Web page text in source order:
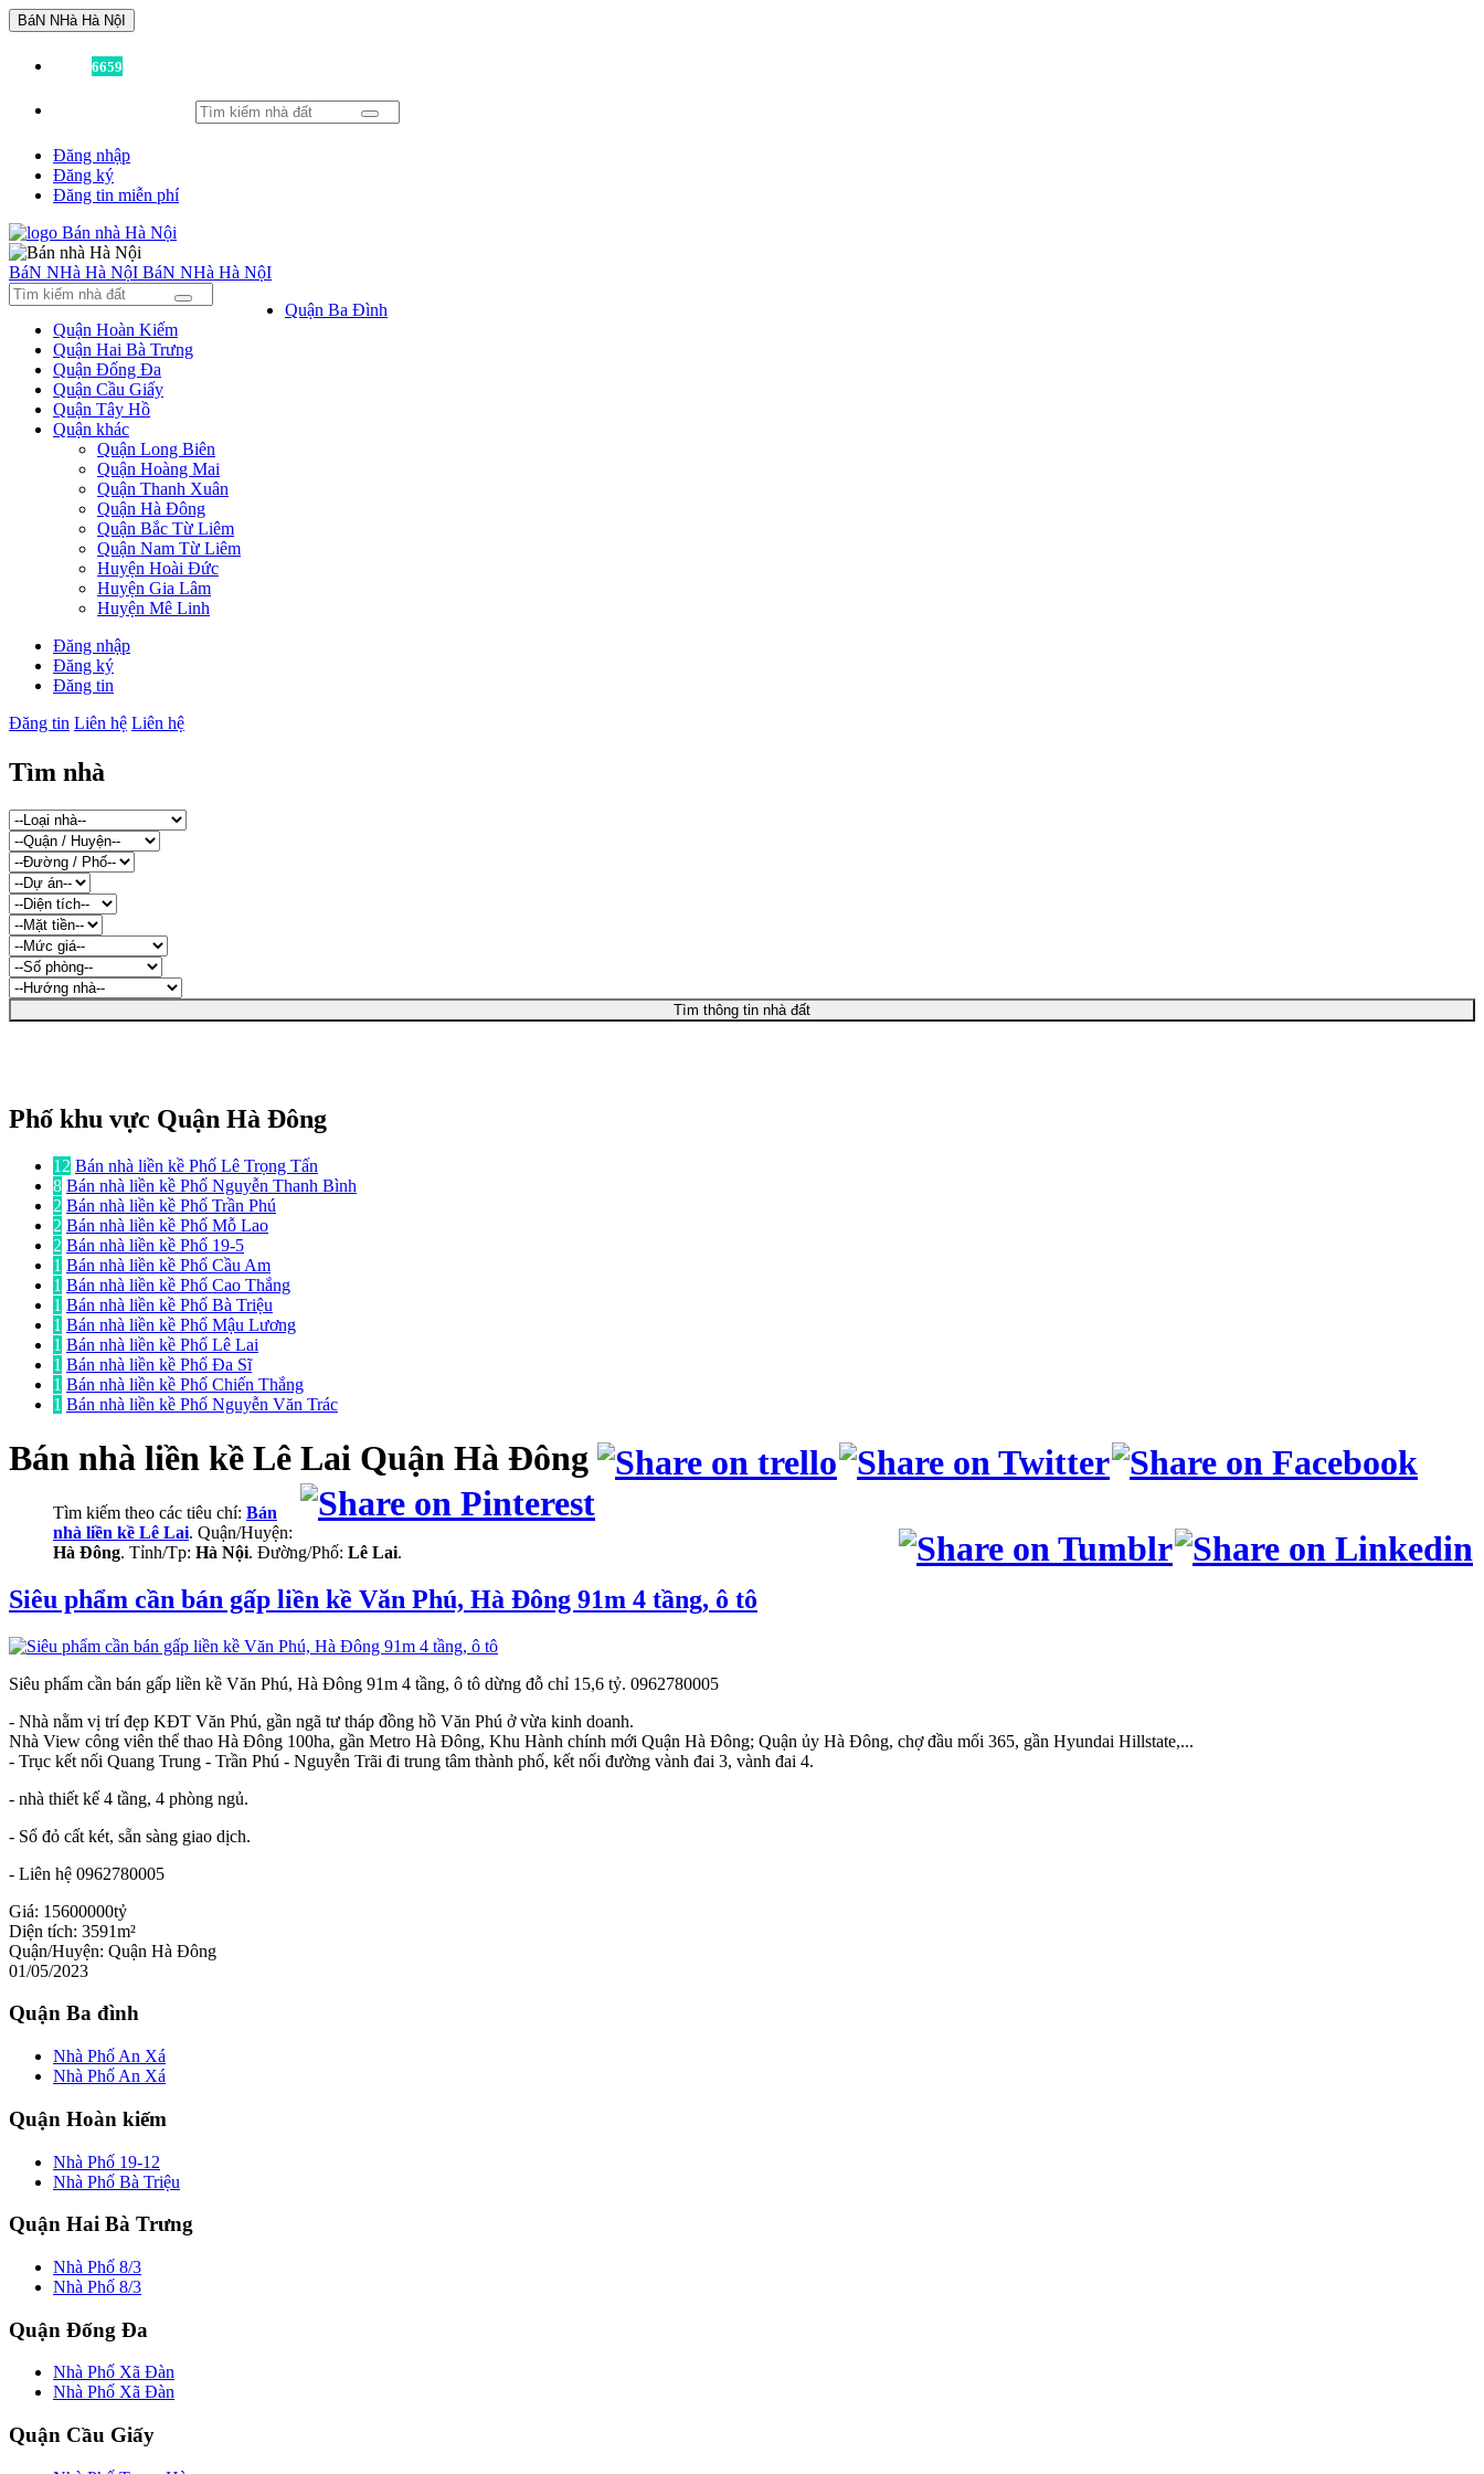
BáN NHà Hà NộI
6659
Đăng nhập
Đăng ký
Đăng tin miễn phí
BáN NHà Hà NộI BáN NHà Hà NộI
Quận Ba Đình
Quận Hoàn Kiếm
Quận Hai Bà Trưng
Quận Đống Đa
Quận Cầu Giấy
Quận Tây Hồ
Quận khác
Quận Long Biên
Quận Hoàng Mai
Quận Thanh Xuân
Quận Hà Đông
Quận Bắc Từ Liêm
Quận Nam Từ Liêm
Huyện Hoài Đức
Huyện Gia Lâm
Huyện Mê Linh
Đăng nhập
Đăng ký
Đăng tin
Đăng tin Liên hệ Liên hệ
Tìm nhà
Tìm thông tin nhà đất
Phố khu vực Quận Hà Đông
12 Bán nhà liền kề Phố Lê Trọng Tấn
8 Bán nhà liền kề Phố Nguyễn Thanh Bình
2 Bán nhà liền kề Phố Trần Phú
2 Bán nhà liền kề Phố Mỗ Lao
2 Bán nhà liền kề Phố 19-5
1 Bán nhà liền kề Phố Cầu Am
1 Bán nhà liền kề Phố Cao Thắng
1 Bán nhà liền kề Phố Bà Triệu
1 Bán nhà liền kề Phố Mậu Lương
1 Bán nhà liền kề Phố Lê Lai
1 Bán nhà liền kề Phố Đa Sĩ
1 Bán nhà liền kề Phố Chiến Thắng
1 Bán nhà liền kề Phố Nguyễn Văn Trác
Bán nhà liền kề Lê Lai Quận Hà Đông
Tìm kiếm theo các tiêu chí: Bán
nhà liền kề Lê Lai. Quận/Huyện:
Hà Đông. Tỉnh/Tp: Hà Nội. Đường/Phố: Lê Lai.
Siêu phẩm cần bán gấp liền kề Văn Phú, Hà Đông 91m 4 tầng, ô tô
Siêu phẩm cần bán gấp liền kề Văn Phú, Hà Đông 91m 4 tầng, ô tô dừng đỗ chỉ 15,6 tỷ. 0962780005
- Nhà nằm vị trí đẹp KĐT Văn Phú, gần ngã tư tháp đồng hồ Văn Phú ở vừa kinh doanh.
Nhà View công viên thể thao Hà Đông 100ha, gần Metro Hà Đông, Khu Hành chính mới Quận Hà Đông; Quận ủy Hà Đông, chợ đầu mối 365, gần Hyundai Hillstate,...
- Trục kết nối Quang Trung - Trần Phú - Nguyễn Trãi đi trung tâm thành phố, kết nối đường vành đai 3, vành đai 4.
- nhà thiết kế 4 tầng, 4 phòng ngủ.
- Sổ đỏ cất két, sẵn sàng giao dịch.
- Liên hệ 0962780005
Giá: 15600000tỷ
Diện tích: 3591m²
Quận/Huyện: Quận Hà Đông
01/05/2023
Quận Ba đình
Nhà Phố An Xá
Nhà Phố An Xá
Quận Hoàn kiếm
Nhà Phố 19-12
Nhà Phố Bà Triệu
Quận Hai Bà Trưng
Nhà Phố 8/3
Nhà Phố 8/3
Quận Đống Đa
Nhà Phố Xã Đàn
Nhà Phố Xã Đàn
Quận Cầu Giấy